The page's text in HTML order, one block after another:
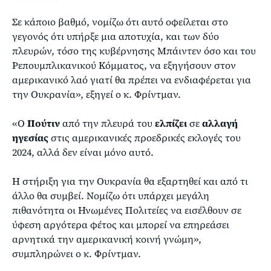
Σε κάποιο βαθμό, νομίζω ότι αυτό οφείλεται στο
γεγονός ότι υπήρξε μια αποτυχία, και των δύο
πλευρών, τόσο της κυβέρνησης Μπάιντεν όσο και του
Ρεπουμπλικανικού Κόμματος, να εξηγήσουν στον
αμερικανικό λαό γιατί θα πρέπει να ενδιαφέρεται για
την Ουκρανία», εξηγεί ο κ. Φρίντμαν.
«Ο Πούτιναπό την πλευρά του ελπίζεισεαλλαγή
ηγεσίαςστις αμερικανικές προεδρικές εκλογές του
2024, αλλά δεν είναι μόνο αυτό.
Η στήριξη για την Ουκρανία θα εξαρτηθεί και από τι
άλλο θα συμβεί. Νομίζω ότι υπάρχει μεγάλη
πιθανότητα οι Ηνωμένες Πολιτείες να εισέλθουν σε
ύφεση αργότερα φέτος και μπορεί να επηρεάσει
αρνητικά την αμερικανική κοινή γνώμη»,
συμπληρώνει ο κ. Φρίντμαν.